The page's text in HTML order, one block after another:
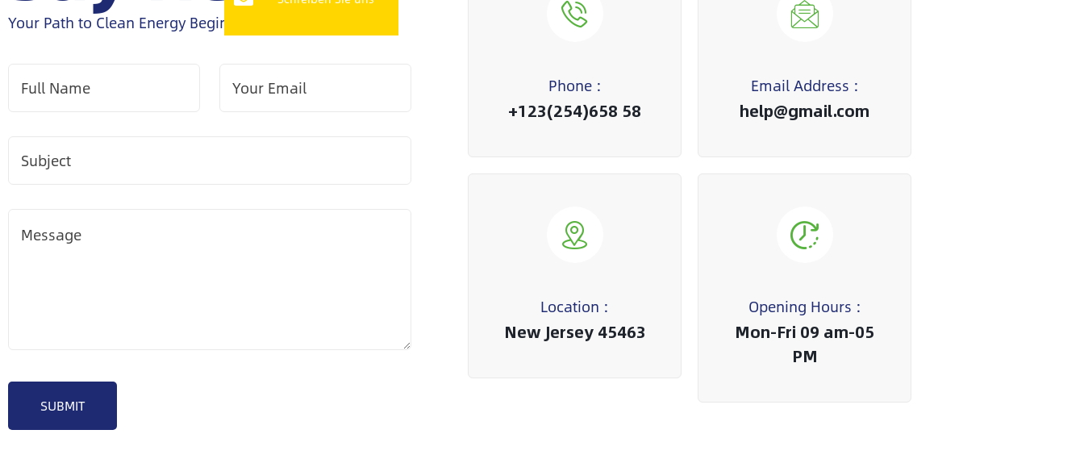
Your Path to Clean Energy Begins with a Conversation
Phone :
+123(254)658 58
Email Address :
help@gmail.com
Location :
New Jersey 45463
Opening Hours :
Mon-Fri 09 am-05
PM